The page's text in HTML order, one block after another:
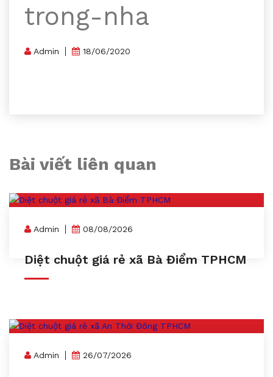
trong-nha
Admin 18/06/2020
Bài viết liên quan
Admin 08/08/2026
Diệt chuột giá rẻ xã Bà Điểm TPHCM
Admin 26/07/2026